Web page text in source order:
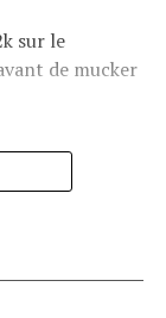
sur le
de mucker